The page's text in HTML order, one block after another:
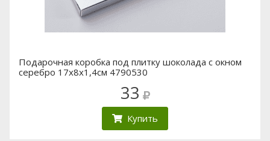
Подарочная коробка под плитку шоколада с окном
серебро 17х8х1,4см 4790530
33
Купить